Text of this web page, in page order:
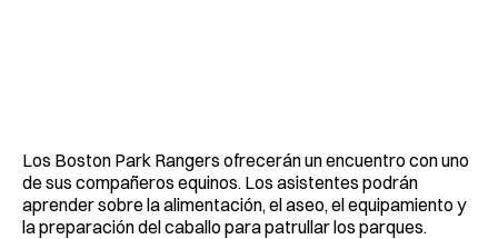
Los Boston Park Rangers ofrecerán un encuentro con uno
de sus compañeros equinos. Los asistentes podrán
aprender sobre la alimentación, el aseo, el equipamiento y
la preparación del caballo para patrullar los parques.